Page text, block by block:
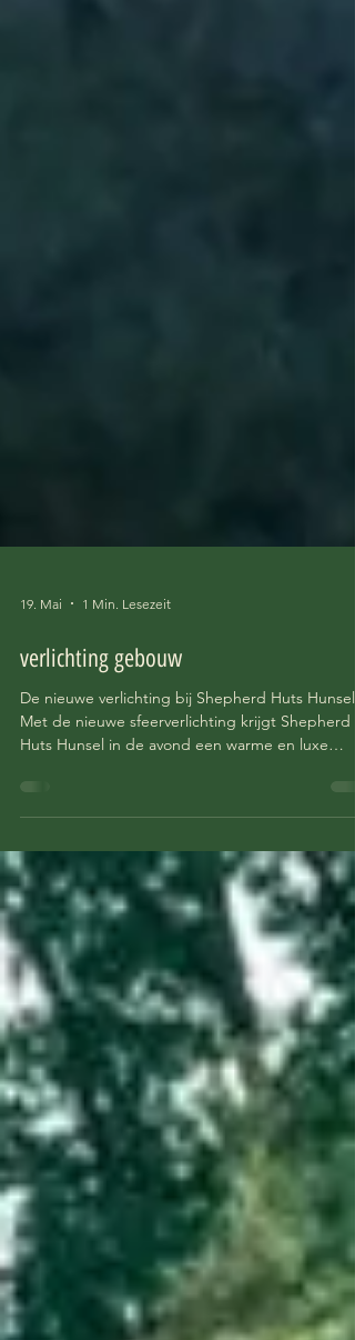
19. Mai 1 Min. Lesezeit
verlichting gebouw
De nieuwe verlichting bij Shepherd Huts Hunsel
Huts Hunsel in de avond een warme en luxe
uitstraling. Zodra de zon ondergaat, komt de
van de natuur samen met gezellige verlichting
voor een unieke en ontspannen beleving.